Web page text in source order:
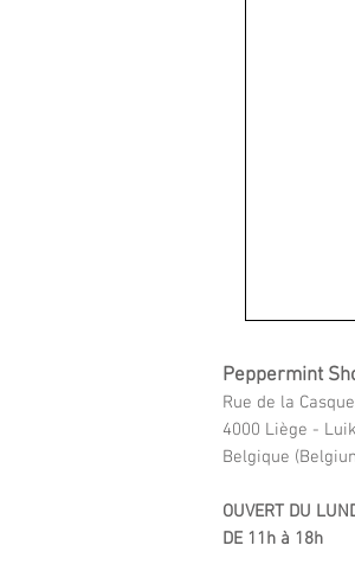
Peppermint
Rue de la
4000 Liège - Luik
Belgique
OUVERT DU
DE 11h à 18h